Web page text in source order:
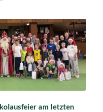
am letzten